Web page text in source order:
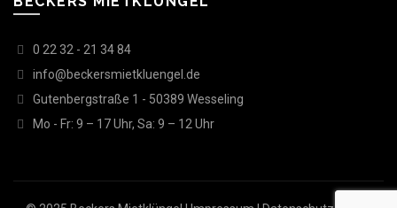
0 22 32 - 21 34 84
info@beckersmietkluengel.de
Gutenbergstraße 1 - 50389 Wesseling
Mo - Fr: 9 – 17 Uhr, Sa: 9 – 12 Uhr